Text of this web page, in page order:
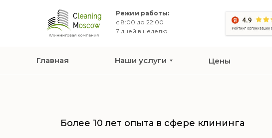
Режим работы:
с 8:00 до 22:00
7 дней в неделю
Главная Наши услуги Цены
Более 10 лет опыта в сфере клининга